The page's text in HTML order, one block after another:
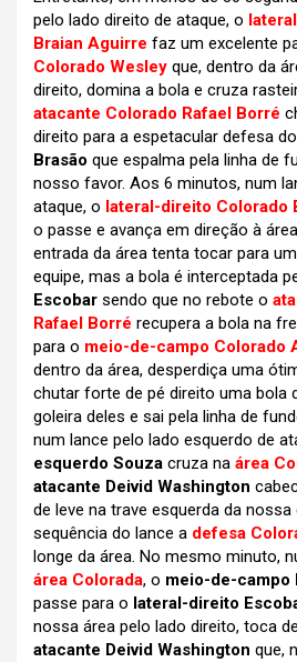
pelo lado direito de ataque, o
Braian Aguirre faz um excelente
Colorado Wesley que, dentro da
direito, domina a bola e cruza
atacante Colorado Rafael Borré
direito para a espetacular defesa do
Brasão que espalma pela linha de
nosso favor. Aos 6 minutos, num
ataque, o lateral-direito Colorado
o passe e avança em direção à
entrada da área tenta tocar para
equipe, mas a bola é interceptada
Escobar sendo que no rebote o
Rafael Borré recupera a bola na
para o meio-de-campo Colorado
dentro da área, desperdiça uma
chutar forte de pé direito uma bola
goleira deles e sai pela linha de
num lance pelo lado esquerdo de
esquerdo Souza cruza na área
atacante Deivid Washington
de leve na trave esquerda da
sequência do lance a defesa
longe da área. No mesmo minuto,
área Colorada, o meio-de-campo
passe para o lateral-direito
nossa área pelo lado direito, toca
atacante Deivid Washington que,